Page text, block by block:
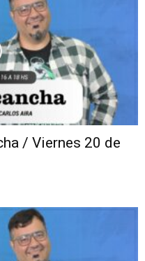
/ Viernes 20 de